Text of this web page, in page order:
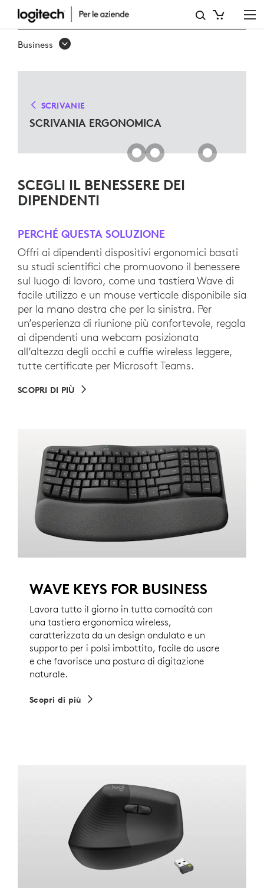
SOLUZIONI
PER
PER
MICROSOFT
TEAMS
Business
SCRIVANIE
SCRIVANIA ERGONOMICA
SCEGLI IL BENESSERE DEI
DIPENDENTI
PERCHÉ QUESTA SOLUZIONE
Offri ai dipendenti dispositivi ergonomici basati
su studi scientifici che promuovono il benessere
sul luogo di lavoro, come una tastiera Wave di
facile utilizzo e un mouse verticale disponibile sia
per la mano destra che per la sinistra. Per
un’esperienza di riunione più confortevole, regala
ai dipendenti una webcam posizionata
all’altezza degli occhi e cuffie wireless leggere,
tutte certificate per Microsoft Teams.
SCOPRI DI PIÙ
WAVE KEYS FOR BUSINESS
Lavora tutto il giorno in tutta comodità con
una tastiera ergonomica wireless,
caratterizzata da un design ondulato e un
supporto per i polsi imbottito, facile da usare
e che favorisce una postura di digitazione
naturale.
Scopri di più